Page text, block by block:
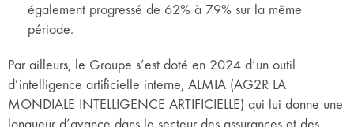
également progressé de 62% à 79% sur la même
période.
Par ailleurs, le Groupe s’est doté en 2024 d’un outil
d’intelligence artificielle interne, ALMIA (AG2R LA
MONDIALE INTELLIGENCE ARTIFICIELLE) qui lui donne une
longueur d’avance dans le secteur des assurances et des